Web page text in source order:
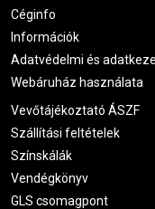
Céginfo
Információk
Adatvédelmi és
Webáruház használata
Vevőtájékoztató ÁSZF
Szállítási feltételek
Színskálák
Vendégkönyv
GLS csomagpont